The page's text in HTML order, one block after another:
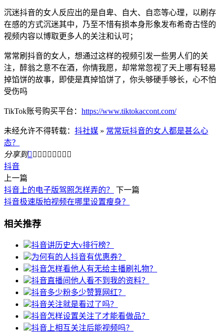
沉迷抖音的女人反应出的是自卑、自大、自恋等心理，以刷存
在感的方式沉迷其中，乃至不惜有损本身形象发布希奇古怪的
视频内容以博取更多人的关注和认可；
常常刷抖音的女人，想通过这样的视频引发一些男人们的关
注，醉翁之意不在酒，你情我愿，却常常忽视了天上哪有轻易
掉馅饼的故事，即使是真掉馅饼了，你头够硬手够长，心不怕
受伤吗
TikTok账号购买平台： https://www.tiktokaccont.com/
未经允许不得转载： 抖社媒 » 常常玩抖音的女人都是甚么心
态？
分享到        
抖音
上一篇
抖音上的电子版驾照怎样弄的？
下一篇
抖音极速版拍视频在哪里设置瘦身？
相关推荐
抖音讲历史大v排行榜？
为何有的人抖音有优惠券？
抖音怎样看他人有无给主播刷礼物？
抖音直播间他人看不到我的资料？
抖音多少粉多少赞算网红？
抖音关注就是看过了吗？
抖音怎样设置关注了才能看做品？
抖音上相互关注后能视频吗？